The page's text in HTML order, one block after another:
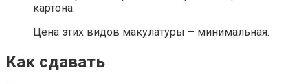
картона.
Цена этих видов макулатуры – минимальная.
Как сдавать